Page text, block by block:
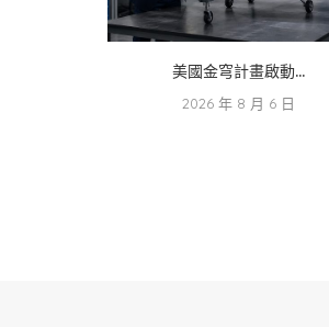
美國金穹計畫啟動...
2026 年 8 月 6 日